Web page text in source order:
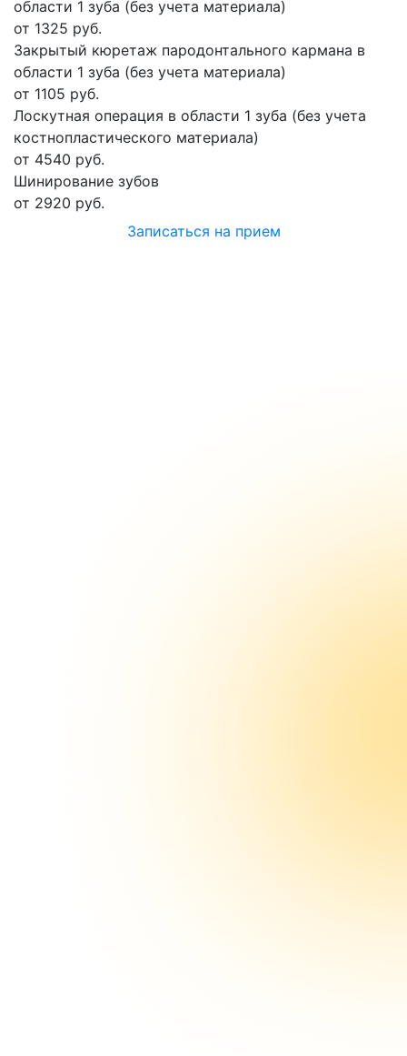
области 1 зуба (без учета материала)
от 1325 руб.
Закрытый кюретаж пародонтального кармана в
области 1 зуба (без учета материала)
от 1105 руб.
Лоскутная операция в области 1 зуба (без учета
костнопластического материала)
от 4540 руб.
Шинирование зубов
от 2920 руб.
Записаться на прием